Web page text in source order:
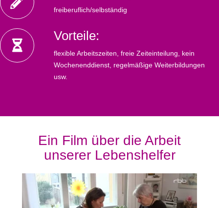
freiberuflich/selbständig
Vorteile:
flexible Arbeitszeiten, freie Zeiteinteilung, kein
Wochenenddienst, regelmäßige Weiterbildungen
usw.
Ein Film über die Arbeit
unserer Lebenshelfer